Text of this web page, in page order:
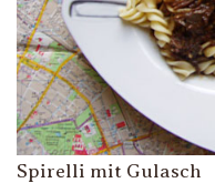
Spirelli mit Gulasch